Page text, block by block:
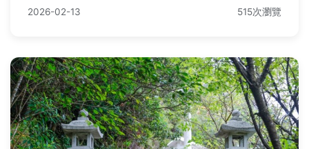
2026-02-13 515次瀏覽